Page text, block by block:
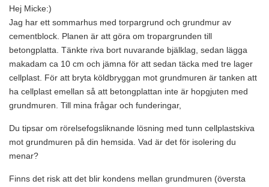
Hej Micke:)
Jag har ett sommarhus med torpargrund och grundmur av
cementblock. Planen är att göra om tropargrunden till
betongplatta. Tänkte riva bort nuvarande bjälklag, sedan lägga
makadam ca 10 cm och jämna för att sedan täcka med tre lager
cellplast. För att bryta köldbryggan mot grundmuren är tanken att
ha cellplast emellan så att betongplattan inte är hopgjuten med
grundmuren. Till mina frågar och funderingar,
Du tipsar om rörelsefogsliknande lösning med tunn cellplastskiva
mot grundmuren på din hemsida. Vad är det för isolering du
menar?
Finns det risk att det blir kondens mellan grundmuren (översta